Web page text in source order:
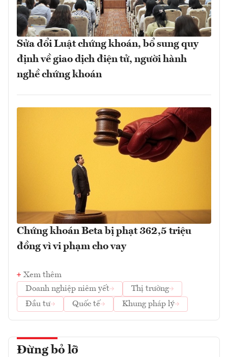
Sửa đổi Luật chứng khoán, bổ sung quy
định về giao dịch điện tử, người hành
nghề chứng khoán
Chứng khoán Beta bị phạt 362,5 triệu
đồng vì vi phạm cho vay
Xem thêm
Doanh nghiệp niêm yết
Thị trường
Đầu tư
Quốc tế Khung pháp lý
Đừng bỏ lỡ